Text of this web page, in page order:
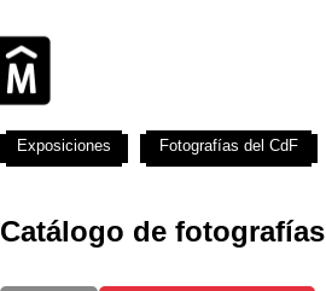
Catálogo de fotografías
Exposiciones Fotografías del CdF